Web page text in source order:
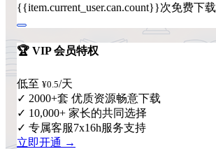
{{item.current_user.can.count}}次免费下载
🏆 VIP 会员特权
低至 ¥0.5/天
✓ 2000+套 优质资源畅意下载
✓ 10,000+ 家长的共同选择
✓ 专属客服7x16h服务支持
立即开通 →